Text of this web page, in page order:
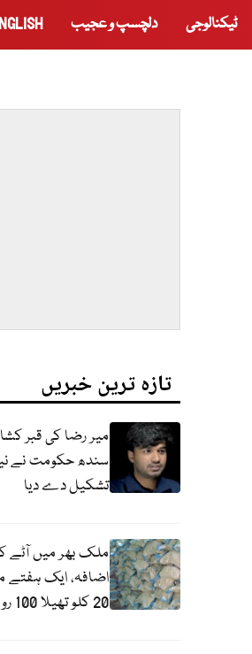
ٹیکنالوجی دلچسپ و عجیب
تازہ ترین خبریں
میر رضا کی قبر
سندھ حکومت نے
تشکیل دے دیا
ملک بھر میں
اضافہ، ایک ہفتے
20 کلو تھیلا 100 روپے تک مہنگا